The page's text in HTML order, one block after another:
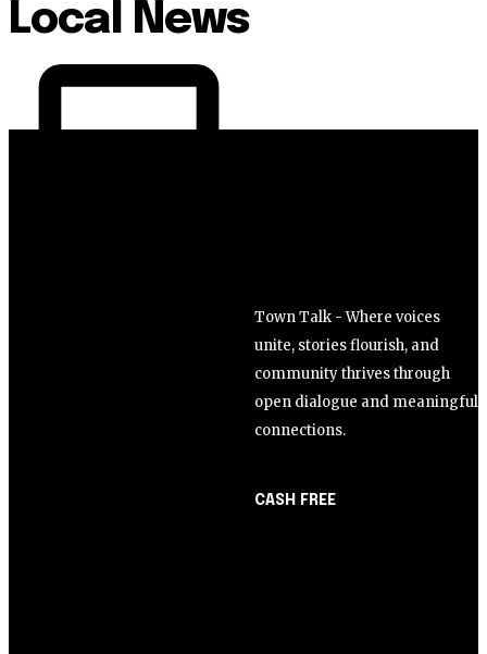
Local News
Town Talk - Where voices
unite, stories flourish, and
community thrives through
open dialogue and meaningful
connections.
CASH FREE